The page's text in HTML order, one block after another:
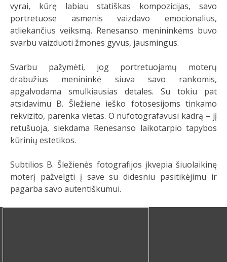
vyrai, kūrę labiau statiškas kompozicijas, savo
portretuose asmenis vaizdavo emocionalius,
atliekančius veiksmą. Renesanso menininkėms buvo
svarbu vaizduoti žmones gyvus, jausmingus.
Svarbu pažymėti, jog portretuojamų moterų
drabužius menininkė siuva savo rankomis,
apgalvodama smulkiausias detales. Su tokiu pat
atsidavimu B. Šležienė ieško fotosesijoms tinkamo
rekvizito, parenka vietas. O nufotografavusi kadrą – jį
retušuoja, siekdama Renesanso laikotarpio tapybos
kūrinių estetikos.
Subtilios B. Šležienės fotografijos įkvepia šiuolaikinę
moterį pažvelgti į save su didesniu pasitikėjimu ir
pagarba savo autentiškumui.